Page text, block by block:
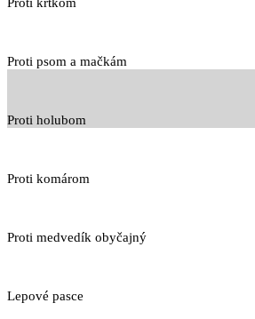
Proti psom a mačkám
Proti holubom
Proti komárom
Proti medvedík obyčajný
Lepové pasce